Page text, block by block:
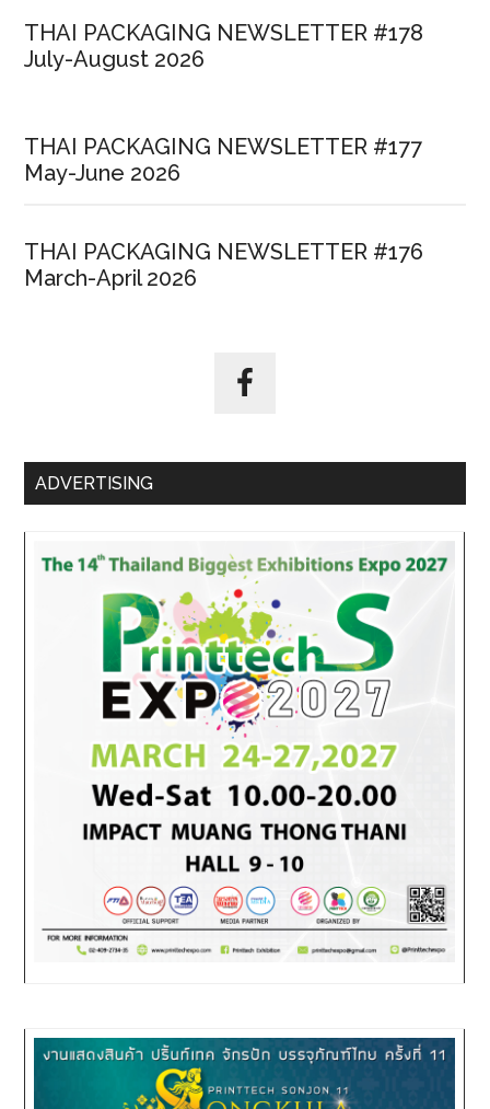
THAI PACKAGING NEWSLETTER #178
July-August 2026
THAI PACKAGING NEWSLETTER #177
May-June 2026
THAI PACKAGING NEWSLETTER #176
March-April 2026
ADVERTISING